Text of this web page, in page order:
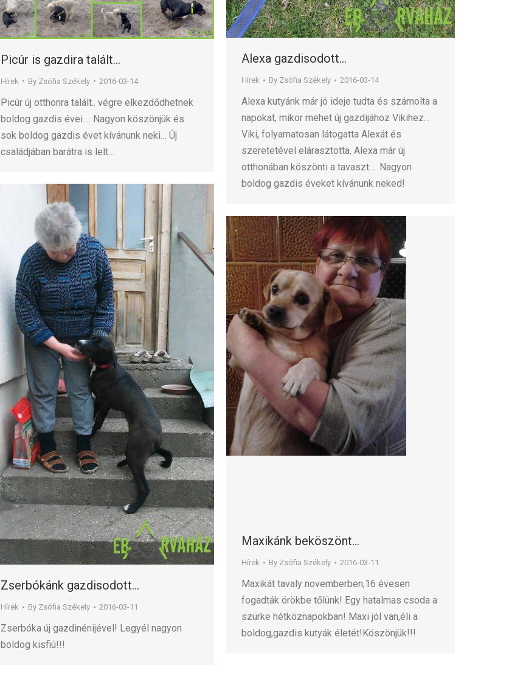
Alexa gazdisodott…
Hírek By Zsófia Székely 2016-03-14
Alexa kutyánk már jó ideje tudta és számolta a
napokat, mikor mehet új gazdijához Vikihez…
Viki, folyamatosan látogatta Alexát és
szeretetével elárasztotta. Alexa már új
otthonában köszönti a tavaszt…. Nagyon
boldog gazdis éveket kívánunk neked!
Picúr is gazdira talált…
Hírek By Zsófia Székely 2016-03-14
Picúr új otthonra talált.. végre elkezdődhetnek
boldog gazdis évei…. Nagyon köszönjük és
sok boldog gazdis évet kívánunk neki… Új
családjában barátra is lelt…
Zserbókánk gazdisodott…
Hírek By Zsófia Székely 2016-03-11
Zserbóka új gazdinénijével! Legyél nagyon
boldog kisfiú!!!
Maxikánk beköszönt…
Hírek By Zsófia Székely 2016-03-11
Maxikát tavaly novemberben,16 évesen
fogadták örökbe tőlünk! Egy hatalmas csoda a
szürke hétköznapokban! Maxi jól van,éli a
boldog,gazdis kutyák életét!Köszönjük!!!